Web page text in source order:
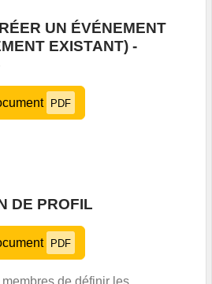
UN ÉVÉNEMENT
EXISTANT) -
PDF
DE PROFIL
PDF